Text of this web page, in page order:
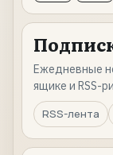
Ежедневные
ящике и RSS-
RSS-лента